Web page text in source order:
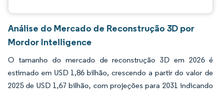
Análise do Mercado de Reconstrução 3D por
Mordor Intelligence
O tamanho do mercado de reconstrução 3D em 2026 é
estimado em USD 1,86 bilhão, crescendo a partir do valor de
2025 de USD 1,67 bilhão, com projeções para 2031 indicando